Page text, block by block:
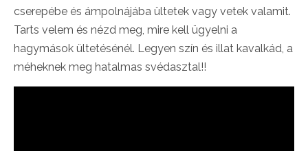
cserepébe és ámpolnájába ültetek vagy vetek valamit.
Tarts velem és nézd meg, mire kell ügyelni a
hagymások ültetésénél. Legyen szín és illat kavalkád, a
méheknek meg hatalmas svédasztal!!